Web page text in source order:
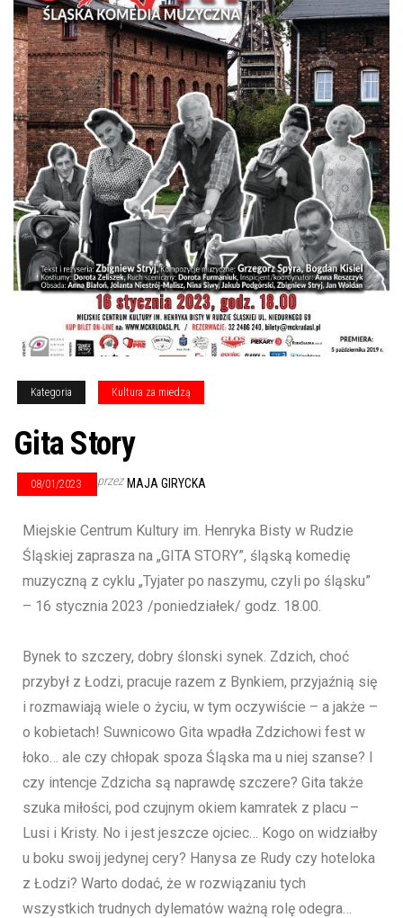
Kategoria Kultura za miedzą
Gita Story
08/01/2023 przez MAJA GIRYCKA
Miejskie Centrum Kultury im. Henryka Bisty w Rudzie
Śląskiej zaprasza na „GITA STORY”, śląską komedię
muzyczną z cyklu „Tyjater po naszymu, czyli po śląsku”
– 16 stycznia 2023 /poniedziałek/ godz. 18.00.
Bynek to szczery, dobry ślonski synek. Zdzich, choć
przybył z Łodzi, pracuje razem z Bynkiem, przyjaźnią się
i rozmawiają wiele o życiu, w tym oczywiście – a jakże –
o kobietach! Suwnicowo Gita wpadła Zdzichowi fest w
łoko… ale czy chłopak spoza Śląska ma u niej szanse? I
czy intencje Zdzicha są naprawdę szczere? Gita także
szuka miłości, pod czujnym okiem kamratek z placu –
Lusi i Kristy. No i jest jeszcze ojciec… Kogo on widziałby
u boku swoij jedynej cery? Hanysa ze Rudy czy hoteloka
z Łodzi? Warto dodać, że w rozwiązaniu tych
wszystkich trudnych dylematów ważną rolę odegra…